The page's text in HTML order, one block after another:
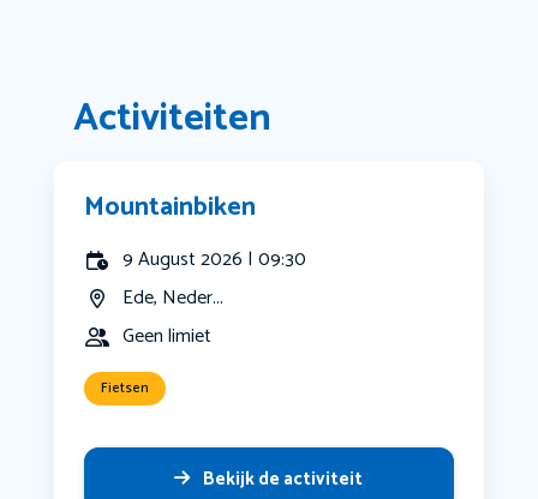
Activiteiten
Mountainbiken
9 August 2026 | 09:30
Ede, Neder...
Geen limiet
Fietsen
Bekijk de activiteit